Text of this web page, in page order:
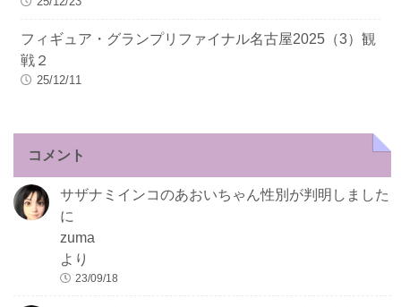
フィギュア・グランプリファイナル名古屋2025（3）観
戦２
25/12/11
コメント
サザナミインコのあおいちゃん性別が判明しました
に
zuma
より
23/09/18